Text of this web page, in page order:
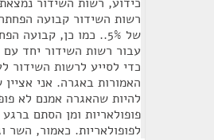
רשות השידור קבועה
של 5%.. כמו כן,
כדי לסייע לרשות השידור
האמורות באגרה. אני
להיות שהאגרה אמנם לא
פופולאריות ומן הסתם
לפופולאריות. כאמור, השר